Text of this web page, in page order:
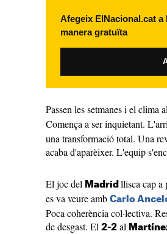
Afegeix ElNacional.cat
manera gratuïta
Passen les setmanes i el clima al
Comença a ser inquietant.
una transformació total. Una
acaba d'aparèixer. L'equip
El joc del Madrid llisca cap a
es va veure amb Carlo
Poca coherència col·lectiva.
de desgast. El 2-2 al